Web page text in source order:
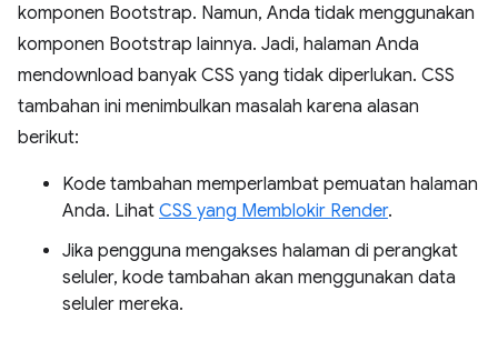
komponen Bootstrap. Namun, Anda tidak menggunakan
komponen Bootstrap lainnya. Jadi, halaman Anda
mendownload banyak CSS yang tidak diperlukan. CSS
tambahan ini menimbulkan masalah karena alasan
berikut:
Kode tambahan memperlambat pemuatan halaman
Anda. Lihat CSS yang Memblokir Render.
Jika pengguna mengakses halaman di perangkat
seluler, kode tambahan akan menggunakan data
seluler mereka.